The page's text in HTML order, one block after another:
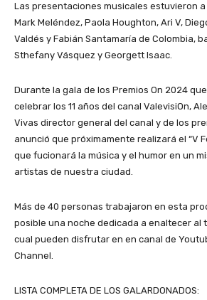
Las presentaciones musicales estuvieron
Mark Meléndez, Paola Houghton, Ari V,
Valdés y Fabián Santamaría de Colombia,
Sthefany Vásquez y Georgett Isaac.
Durante la gala de los Premios On 2024
celebrar los 11 años del canal ValevisiOn,
Vivas director general del canal y de los
anunció que próximamente realizará el “V
que fucionará la música y el humor en un
artistas de nuestra ciudad.
Más de 40 personas trabajaron en esta
posible una noche dedicada a enaltecer al
cual pueden disfrutar en en canal de
Channel.
LISTA COMPLETA DE LOS GALARDONADOS: